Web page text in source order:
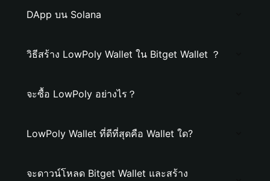
DApp บน Solana
วิธีสร้าง LowPoly Wallet ใน Bitget Wallet ？
จะซื้อ LowPoly อย่างไร？
LowPoly Wallet ที่ดีที่สุดคือ Wallet ใด?
จะดาวน์โหลด Bitget Wallet และสร้าง